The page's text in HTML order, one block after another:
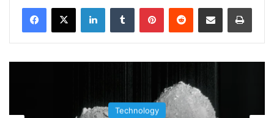
Related Articles
LinkedInTumblr PinterestReddit Share via Email Print
Technology